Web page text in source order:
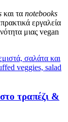
και τα notebooks
εργαλεία
μιας vegan
τραπέζι &